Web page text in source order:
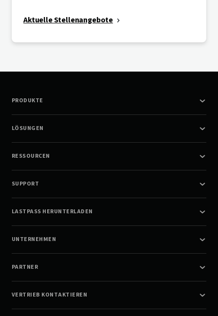
Aktuelle Stellenangebote
PRODUKTE
LÖSUNGEN
RESSOURCEN
SUPPORT
LASTPASS HERUNTERLADEN
UNTERNEHMEN
PARTNER
VERTRIEB KONTAKTIEREN